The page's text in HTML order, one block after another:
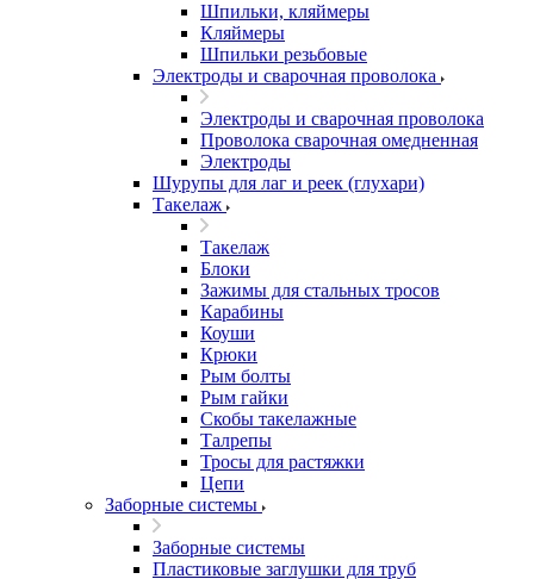
Шпильки, кляймеры
Кляймеры
Шпильки резьбовые
Электроды и сварочная проволока
Электроды и сварочная проволока
Проволока сварочная омедненная
Электроды
Шурупы для лаг и реек (глухари)
Такелаж
Такелаж
Блоки
Зажимы для стальных тросов
Карабины
Коуши
Крюки
Рым болты
Рым гайки
Скобы такелажные
Талрепы
Тросы для растяжки
Цепи
Заборные системы
Заборные системы
Пластиковые заглушки для труб